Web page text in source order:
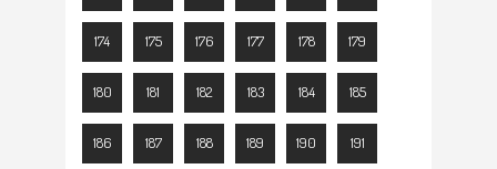
174 175 176 177 178 179
180 181 182 183 184 185
186 187 188 189 190 191